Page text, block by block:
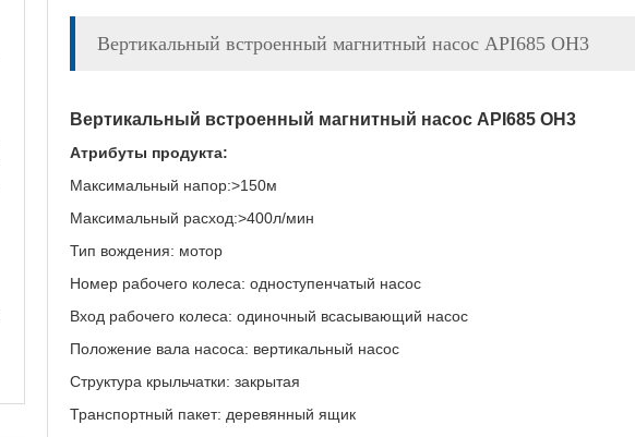
Вертикальный встроенный магнитный насос API685 OH3
Вертикальный встроенный магнитный насос API685 OH3
Атрибуты продукта:
Максимальный напор:>150м
Максимальный расход:>400л/мин
Тип вождения: мотор
Номер рабочего колеса: одноступенчатый насос
Вход рабочего колеса: одиночный всасывающий насос
Положение вала насоса: вертикальный насос
Структура крыльчатки: закрытая
Транспортный пакет: деревянный ящик